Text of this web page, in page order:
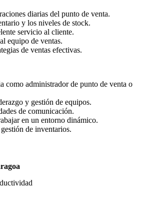
diarias del punto de venta.
y los niveles de stock.
servicio al cliente.
equipo de ventas.
de ventas efectivas.
como administrador de punto de venta o
y gestión de equipos.
de comunicación.
en un entorno dinámico.
de inventarios.